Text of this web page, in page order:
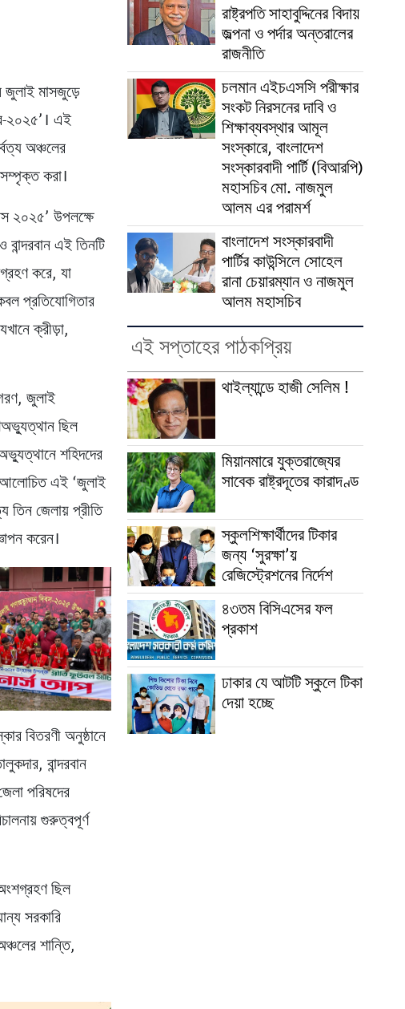
জুলাই মাসজুড়ে
২০২৫’। এই
অঞ্চলের
করা।
২০২৫’ উপলক্ষে
এই তিনটি
করে, যা
প্রতিযোগিতার
ক্রীড়া,
জুলাই
ছিল
শহিদদের
আলোচিত এই ‘জুলাই
জেলায় প্রীতি
করেন।
বিতরণী অনুষ্ঠানে
বান্দরবান
পরিষদের
গুরুত্বপূর্ণ
ছিল
সরকারি
শান্তি,
রাষ্ট্রপতি সাহাবুদ্দিনের বিদায়
জল্পনা ও পর্দার অন্তরালের
রাজনীতি
চলমান এইচএসসি পরীক্ষার
সংকট নিরসনের দাবি ও
শিক্ষাব্যবস্থার আমূল
সংস্কারে, বাংলাদেশ
সংস্কারবাদী পার্টি (বিআরপি)
মহাসচিব মো. নাজমুল
আলম এর পরামর্শ
বাংলাদেশ সংস্কারবাদী
পার্টির কাউন্সিলে সোহেল
রানা চেয়ারম্যান ও নাজমুল
আলম মহাসচিব
এই সপ্তাহের পাঠকপ্রিয়
থাইল্যান্ডে হাজী সেলিম !
মিয়ানমারে যুক্তরাজ্যের
সাবেক রাষ্ট্রদূতের কারাদণ্ড
স্কুলশিক্ষার্থীদের টিকার
জন্য ‘সুরক্ষা’য়
রেজিস্ট্রেশনের নির্দেশ
৪৩তম বিসিএসের ফল
প্রকাশ
ঢাকার যে আটটি স্কুলে টিকা
দেয়া হচ্ছে